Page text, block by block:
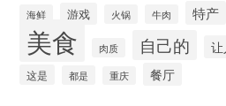
海鲜 游戏 火锅 牛肉 特产
美食 肉质 自己的 让
这是 都是 重庆 餐厅